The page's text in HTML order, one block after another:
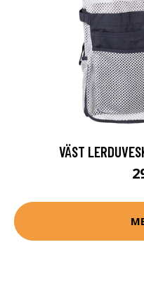
VÄST